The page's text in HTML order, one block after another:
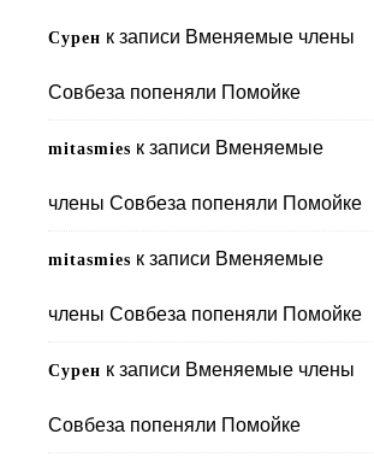
Сурен к записи Вменяемые члены
Совбеза попеняли Помойке
mitasmies к записи Вменяемые
члены Совбеза попеняли Помойке
mitasmies к записи Вменяемые
члены Совбеза попеняли Помойке
Сурен к записи Вменяемые члены
Совбеза попеняли Помойке